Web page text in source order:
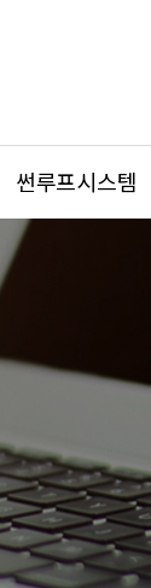
썬루프시스템